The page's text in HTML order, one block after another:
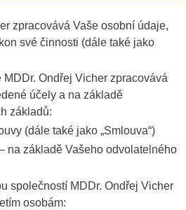
zpracovává Vaše osobní údaje,
své činnosti (dále také jako
Ondřej Vicher zpracovává
účely a na základě
základů:
(dále také jako „Smlouva“)
na základě Vašeho odvolatelného
společností MDDr. Ondřej Vicher
osobám: